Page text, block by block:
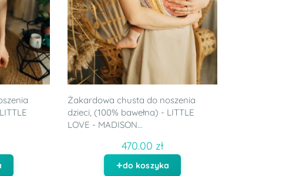
Żakardowa chusta do noszenia
dzieci, (100% bawełna) - LITTLE
LOVE - MADISON...
470.00 zł
do koszyka